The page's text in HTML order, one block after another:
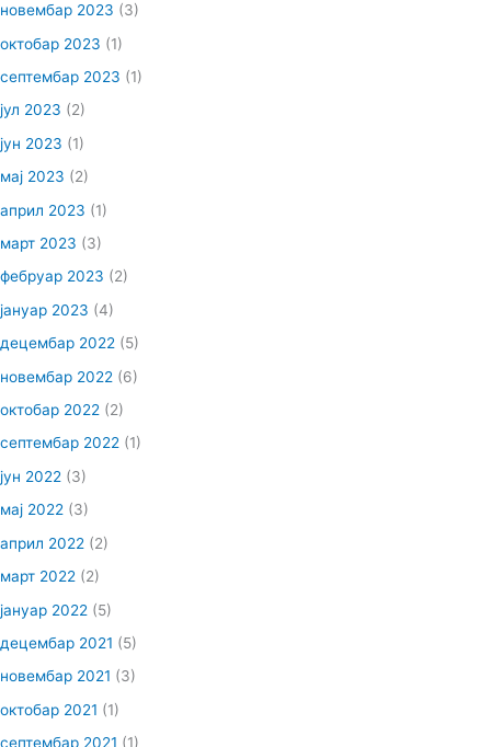
новембар 2023 (3)
октобар 2023 (1)
септембар 2023 (1)
јул 2023 (2)
јун 2023 (1)
мај 2023 (2)
април 2023 (1)
март 2023 (3)
фебруар 2023 (2)
јануар 2023 (4)
децембар 2022 (5)
новембар 2022 (6)
октобар 2022 (2)
септембар 2022 (1)
јун 2022 (3)
мај 2022 (3)
април 2022 (2)
март 2022 (2)
јануар 2022 (5)
децембар 2021 (5)
новембар 2021 (3)
октобар 2021 (1)
септембар 2021 (1)